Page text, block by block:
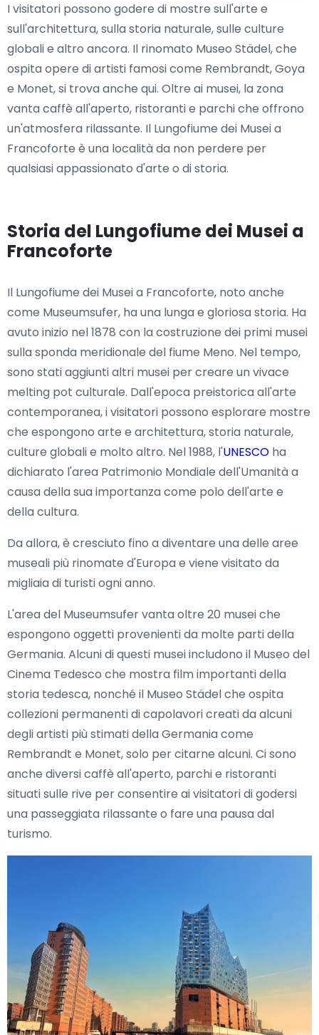
I visitatori possono godere di mostre sull'arte e
sull'architettura, sulla storia naturale, sulle culture
globali e altro ancora. Il rinomato Museo Städel, che
ospita opere di artisti famosi come Rembrandt, Goya
e Monet, si trova anche qui. Oltre ai musei, la zona
vanta caffè all'aperto, ristoranti e parchi che offrono
un'atmosfera rilassante. Il Lungofiume dei Musei a
Francoforte è una località da non perdere per
qualsiasi appassionato d'arte o di storia.
Storia del Lungofiume dei Musei a
Francoforte
Il Lungofiume dei Musei a Francoforte, noto anche
come Museumsufer, ha una lunga e gloriosa storia. Ha
avuto inizio nel 1878 con la costruzione dei primi musei
sulla sponda meridionale del fiume Meno. Nel tempo,
sono stati aggiunti altri musei per creare un vivace
melting pot culturale. Dall'epoca preistorica all'arte
contemporanea, i visitatori possono esplorare mostre
che espongono arte e architettura, storia naturale,
culture globali e molto altro. Nel 1988, l'UNESCO ha
dichiarato l'area Patrimonio Mondiale dell'Umanità a
causa della sua importanza come polo dell'arte e
della cultura.
Da allora, è cresciuto fino a diventare una delle aree
museali più rinomate d'Europa e viene visitato da
migliaia di turisti ogni anno.
L'area del Museumsufer vanta oltre 20 musei che
espongono oggetti provenienti da molte parti della
Germania. Alcuni di questi musei includono il Museo del
Cinema Tedesco che mostra film importanti della
storia tedesca, nonché il Museo Städel che ospita
collezioni permanenti di capolavori creati da alcuni
degli artisti più stimati della Germania come
Rembrandt e Monet, solo per citarne alcuni. Ci sono
anche diversi caffè all'aperto, parchi e ristoranti
situati sulle rive per consentire ai visitatori di godersi
una passeggiata rilassante o fare una pausa dal
turismo.